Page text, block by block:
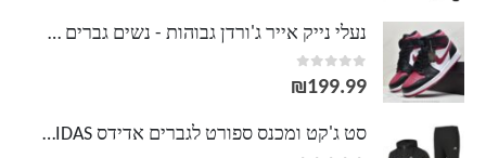
נעלי נייק אייר ג'ורדן גבוהות - נשים גברים NIKE AIR JORDAN
0
out of 5
₪199.99
סט ג'קט ומכנס ספורט לגברים אדידס ADIDAS